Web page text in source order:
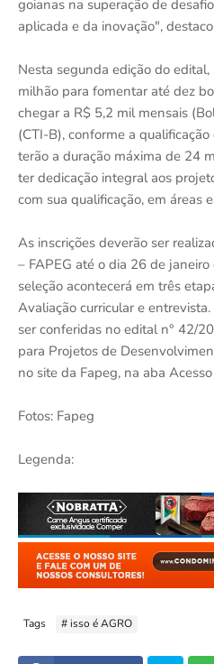
goianas na superação de
aplicada e da inovação",
Nesta segunda edição do
milhão para fomentar até dez
chegar a R$ 5,2 mil mensais
(CTI-B), conforme a
terão a duração máxima de 24
ter dedicação integral aos
com sua qualificação, em áreas
As inscrições deverão ser
– FAPEG até o dia 26 de
seleção acontecerá em três
Avaliação curricular e
ser conferidas no edital n° 42/
para Projetos de
no site da Fapeg, na aba
Fotos: Fapeg
Legenda:
Tags # isso é AGRO